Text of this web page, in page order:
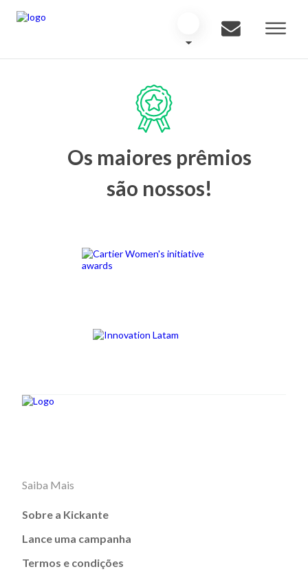
Os maiores prêmios
são nossos!
Saiba Mais
Sobre a Kickante
Lance uma campanha
Termos e condições